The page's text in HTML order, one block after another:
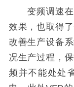
变频调速在
效果，也取得
改善生产设备
况生产过程，
频并不能处处